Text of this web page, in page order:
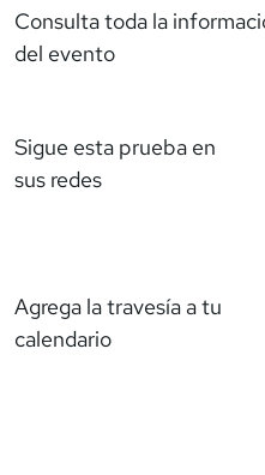
Consulta toda la
del evento
Sigue esta prueba en
sus redes
Agrega la travesía a tu
calendario